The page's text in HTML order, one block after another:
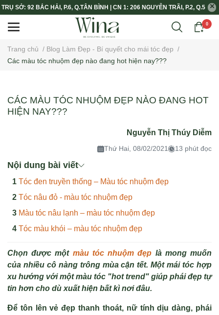
TRỤ SỞ: 92 BẮC HẢI, P.6, Q.TÂN BÌNH | CN 1: 206 NGUYỄN TRÃI, P.2, Q.5
0
Trang chủ / Blog Làm Đẹp - Bí quyết cho mái tóc đẹp /
Các màu tóc nhuộm đẹp nào đang hot hiện nay???
CÁC MÀU TÓC NHUỘM ĐẸP NÀO ĐANG HOT
HIỆN NAY???
Nguyễn Thị Thúy Diễm
Thứ Hai, 08/02/2021 13 phút đọc
Nội dung bài viết
Tóc đen truyền thống – Màu tóc nhuộm đẹp
Tóc nâu đỏ - màu tóc nhuộm đẹp
Màu tóc nâu lạnh – màu tóc nhuộm đẹp
Tóc màu khói – màu tóc nhuộm đẹp
Chọn được một màu tóc nhuộm đẹp là mong muốn
của nhiều cô nàng trông mùa cận tết. Một mái tóc hợp
xu hướng với một màu tóc "hot trend" giúp phái đẹp tự
tin hơn cho dù xuất hiện bất kì nơi đâu.
Để tôn lên vẻ đẹp thanh thoát, nữtính d ịu dàng, phái